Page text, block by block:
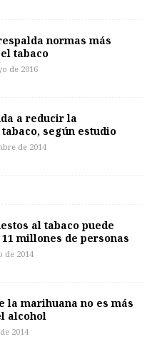
normas más
tabaco
de 2016
a reducir la
según estudio
de 2014
al tabaco puede
millones de personas
de 2014
la marihuana no es más
alcohol
2014